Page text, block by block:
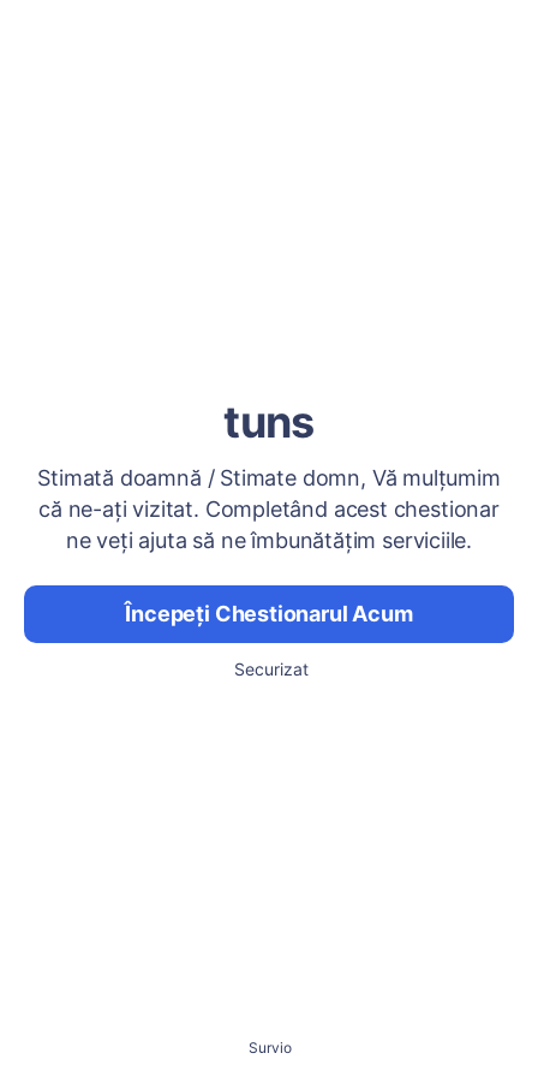
tuns
Stimată doamnă / Stimate domn, Vă mulțumim
că ne-ați vizitat. Completând acest chestionar
ne veți ajuta să ne îmbunătățim serviciile.
Începeți Chestionarul Acum
Securizat
Survio